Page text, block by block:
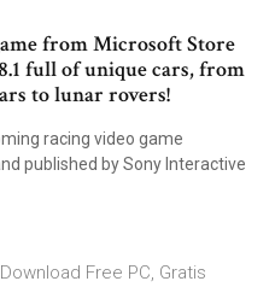
from Microsoft Store
full of unique cars, from
to lunar rovers!
racing video game
published by Sony Interactive
Free PC, Gratis